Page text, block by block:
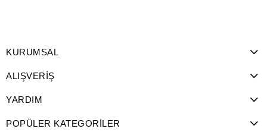
KURUMSAL
ALIŞVERİŞ
YARDIM
POPÜLER KATEGORİLER